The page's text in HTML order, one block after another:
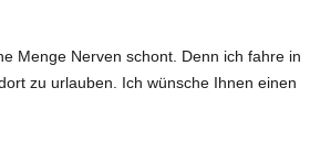
Menge Nerven schont. Denn ich fahre in
zu urlauben. Ich wünsche Ihnen einen